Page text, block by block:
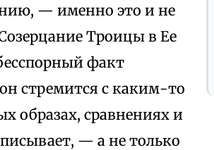
— именно это и не
Троицы в Ее
факт
стремится с каким-то
образах, сравнениях и
— а не только